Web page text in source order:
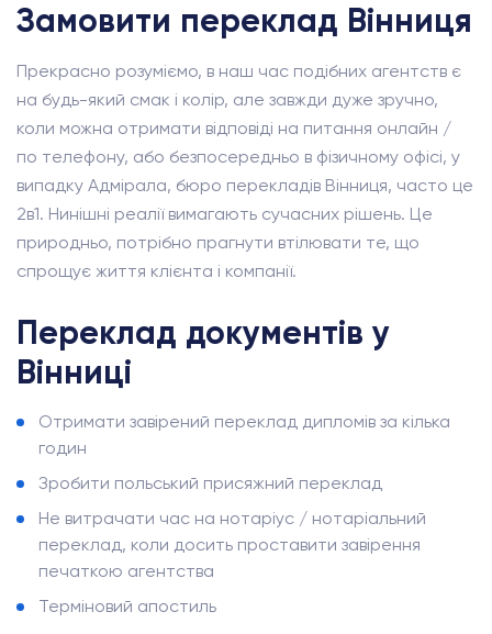
Замовити переклад Вінниця
Прекрасно розуміємо, в наш час подібних агентств є
на будь-який смак і колір, але завжди дуже зручно,
коли можна отримати відповіді на питання онлайн /
по телефону, або безпосередньо в фізичному офісі, у
випадку Адмірала, бюро перекладів Вінниця, часто це
2в1. Нинішні реалії вимагають сучасних рішень. Це
природньо, потрібно прагнути втілювати те, що
спрощує життя клієнта і компанії.
Переклад документів у
Вінниці
Отримати завірений переклад дипломів за кілька
годин
Зробити польський присяжний переклад
Не витрачати час на нотаріус / нотаріальний
переклад, коли досить проставити завірення
печаткою агентства
Терміновий апостиль